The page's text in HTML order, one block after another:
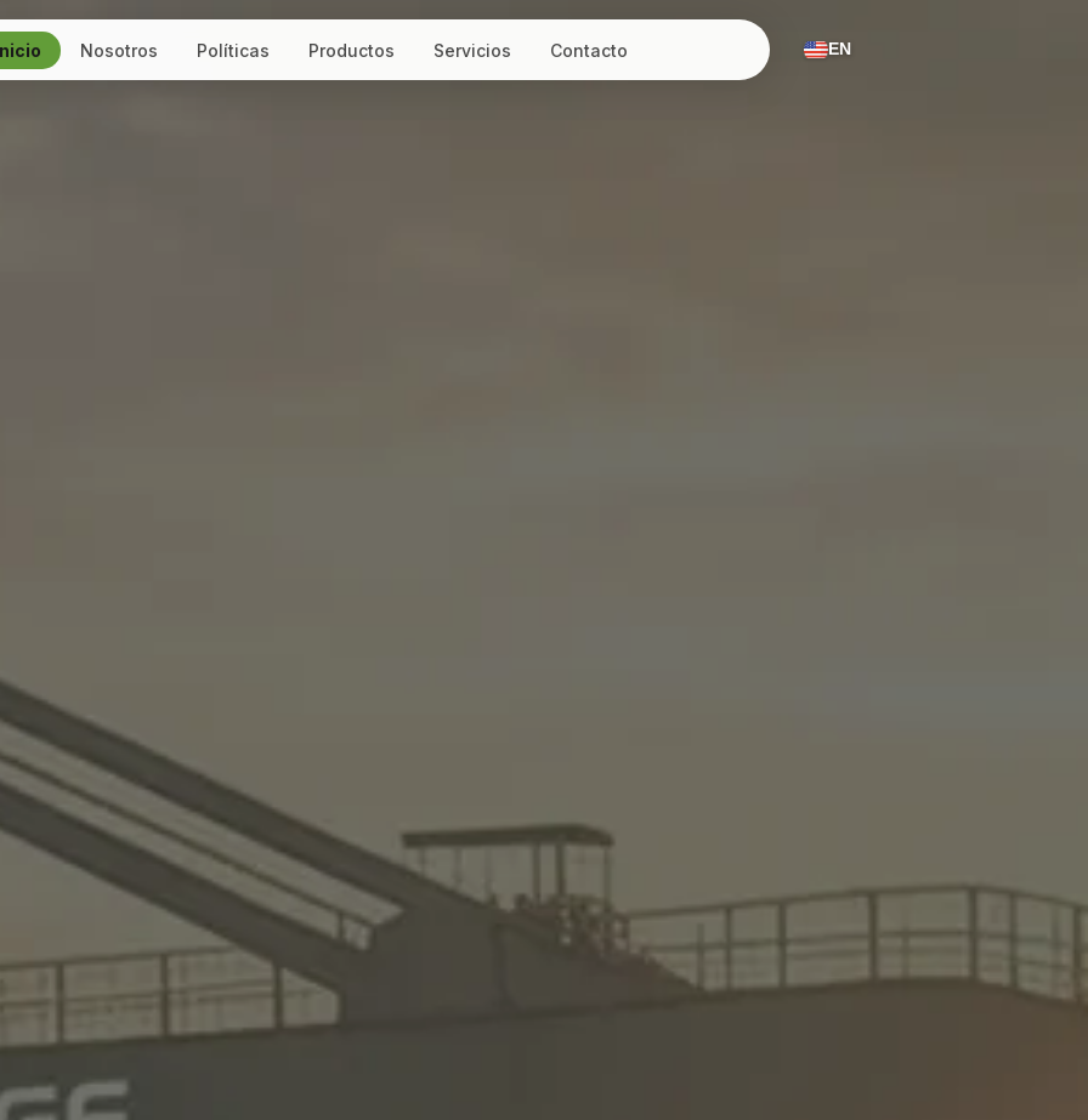
Nosotros Políticas Productos Servicios Contacto EN